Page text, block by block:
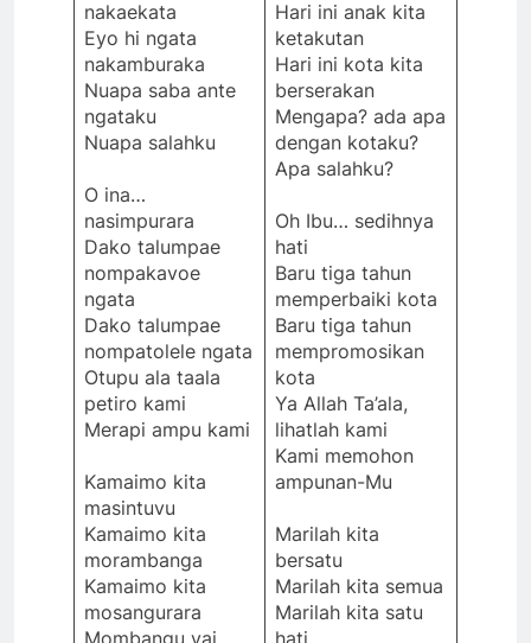
nakaekata
Eyo hi ngata
nakamburaka
Nuapa saba ante
ngataku
Nuapa salahku
O ina…
nasimpurara
Dako talumpae
nompakavoe
ngata
Dako talumpae
nompatolele ngata
Otupu ala taala
petiro kami
Merapi ampu kami
Kamaimo kita
masintuvu
Kamaimo kita
morambanga
Kamaimo kita
mosangurara
Mombangu vai
Hari ini anak kita
ketakutan
Hari ini kota kita
berserakan
Mengapa? ada apa
dengan kotaku?
Apa salahku?
Oh Ibu… sedihnya
hati
Baru tiga tahun
memperbaiki kota
Baru tiga tahun
mempromosikan
kota
Ya Allah Ta’ala,
lihatlah kami
Kami memohon
ampunan-Mu
Marilah kita
bersatu
Marilah kita semua
Marilah kita satu
hati